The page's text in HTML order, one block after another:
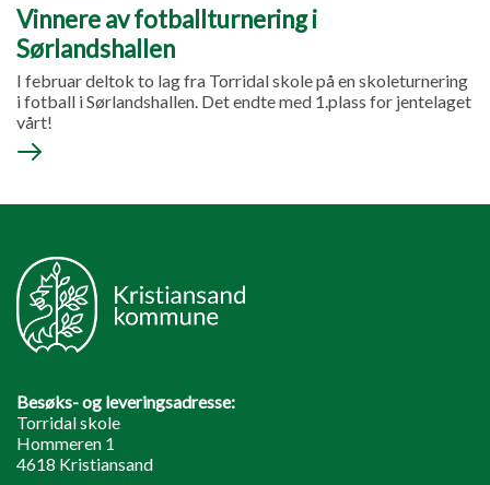
Vinnere av fotballturnering i
Sørlandshallen
I februar deltok to lag fra Torridal skole på en skoleturnering
i fotball i Sørlandshallen. Det endte med 1.plass for jentelaget
vårt!
Besøks- og leveringsadresse:
Torridal skole
Hommeren 1
4618 Kristiansand